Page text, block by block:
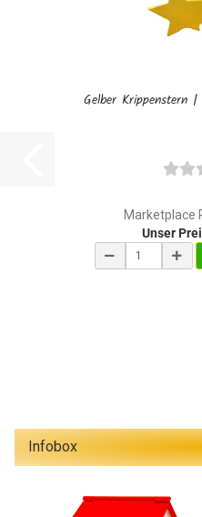
Gelber Krippenstern
Marketplace
Unser
Infobox